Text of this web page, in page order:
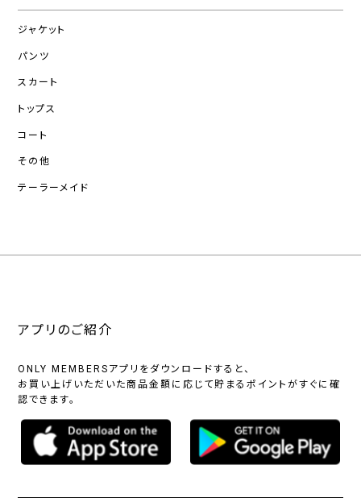
ジャケット
パンツ
スカート
トップス
コート
その他
テーラーメイド
アプリのご紹介
ONLY MEMBERSアプリをダウンロードすると、
お買い上げいただいた商品金額に応じて貯まるポイントがすぐに確
認できます。